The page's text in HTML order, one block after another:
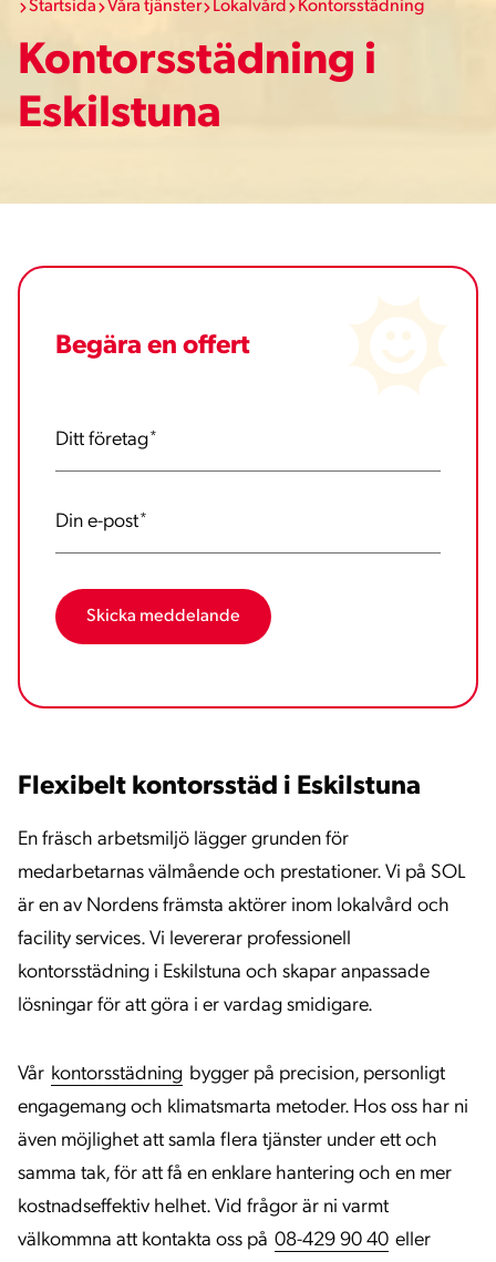
Startsida Våra tjänster Lokalvård Kontorsstädning
Kontorsstädning i
Eskilstuna
Begära en offert
Ditt företag*
Din e-post*
Flexibelt kontorsstäd i Eskilstuna
En fräsch arbetsmiljö lägger grunden för
medarbetarnas välmående och prestationer. Vi på SOL
är en av Nordens främsta aktörer inom lokalvård och
facility services. Vi levererar professionell
kontorsstädning i Eskilstuna och skapar anpassade
lösningar för att göra i er vardag smidigare.
Vår kontorsstädning bygger på precision, personligt
engagemang och klimatsmarta metoder. Hos oss har ni
även möjlighet att samla flera tjänster under ett och
samma tak, för att få en enklare hantering och en mer
kostnadseffektiv helhet. Vid frågor är ni varmt
välkommna att kontakta oss på 08-429 90 40 eller